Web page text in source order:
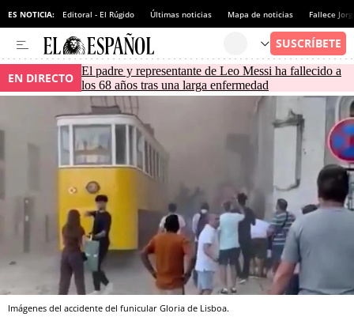
ES NOTICIA: Editoral - El Rúgido Últimas noticias Mapa de noticias Fallece
EN DIRECTO El padre y representante de Leo Messi ha fallecido a
los 68 años tras una larga enfermedad
Imágenes del accidente del funicular Gloria de Lisboa.